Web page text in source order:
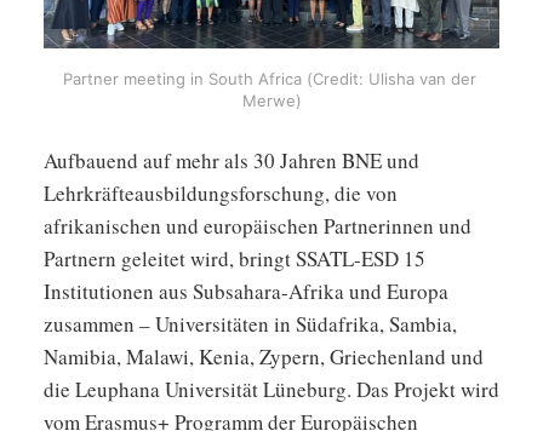
Partner meeting in South Africa (Credit: Ulisha van der
Merwe)
Aufbauend auf mehr als 30 Jahren BNE und
Lehrkräfteausbildungsforschung, die von
afrikanischen und europäischen Partnerinnen und
Partnern geleitet wird, bringt SSATL-ESD 15
Institutionen aus Subsahara-Afrika und Europa
zusammen – Universitäten in Südafrika, Sambia,
Namibia, Malawi, Kenia, Zypern, Griechenland und
die Leuphana Universität Lüneburg. Das Projekt wird
vom Erasmus+ Programm der Europäischen